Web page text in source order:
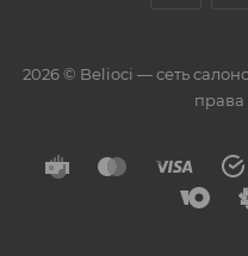
2026 © Belioci — сеть